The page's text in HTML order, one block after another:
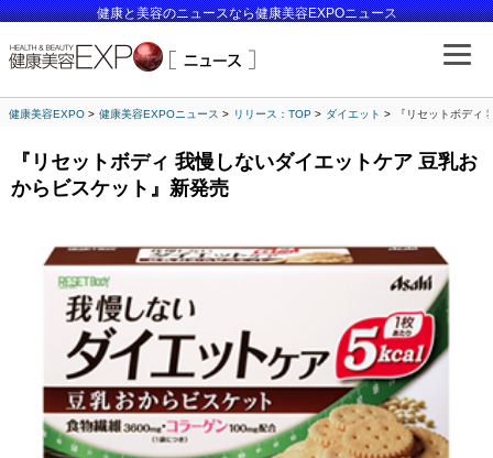
健康と美容のニュースなら健康美容EXPOニュース
健康美容EXPO 健康美容EXPOニュース リリース：TOP ダイエット 『リセットボディ
『リセットボディ 我慢しないダイエットケア 豆乳お
からビスケット』新発売